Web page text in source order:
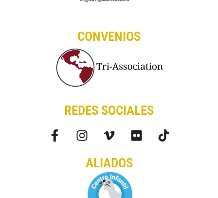
CONVENIOS
REDES SOCIALES
ALIADOS